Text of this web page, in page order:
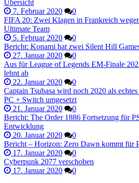
Übersicht
7. Februar 2020
0
FIFA 20: Zwei Klagen in Frankreich
Ultimate Team
5. Februar 2020
0
Bericht: Konami hat zwei Silent Hill
27. Januar 2020
0
Aus für League of Legends EM-Finale
lehnt ab
22. Januar 2020
0
Captain Tsubasa wird noch 2020 als
PC + Switch umgesetzt
21. Januar 2020
0
Bericht: The Order 1886 Fortsetzung für
Entwicklung
20. Januar 2020
0
Bericht – Horizon: Zero Dawn kommt für
17. Januar 2020
0
Cyberpunk 2077 verschoben
17. Januar 2020
0